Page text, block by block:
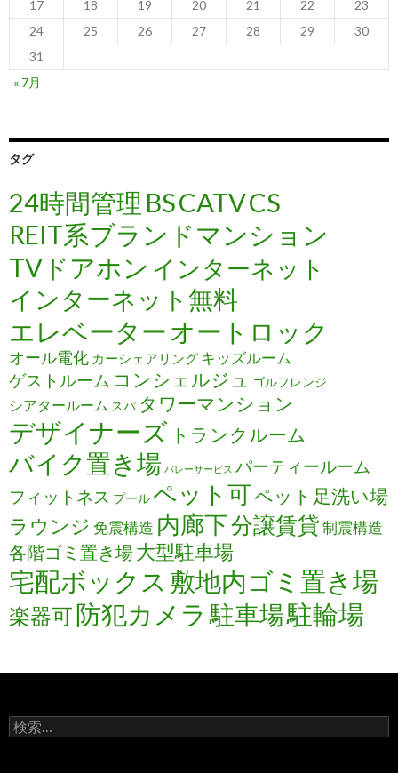
17 18 19 20 21 22
23
24
25 26 27 28 29
30
31
« 7月
タグ
24時間管理 BSCATVCS
REIT系ブランドマンション
TVドアホン インターネット
インターネット無料
エレベーター オートロック
オール電化 カーシェアリング キッズルーム
ゲストルーム コンシェルジュ ゴルフレンジ
シアタールーム スパ タワーマンション
デザイナーズ トランクルーム
バイク置き場 バレーサービス パーティールーム
フィットネス プールペット可ペット足洗い場
ラウンジ 免震構造 内廊下分譲賃貸制震構造
各階ゴミ置き場大型駐車場
宅配ボックス 敷地内ゴミ置き場
楽器可防犯カメラ 駐車場駐輪場
検
索: